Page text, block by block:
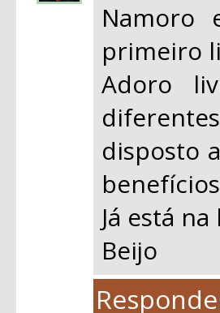
Namoro
primeiro
Adoro
disposto
Já está
Beijo